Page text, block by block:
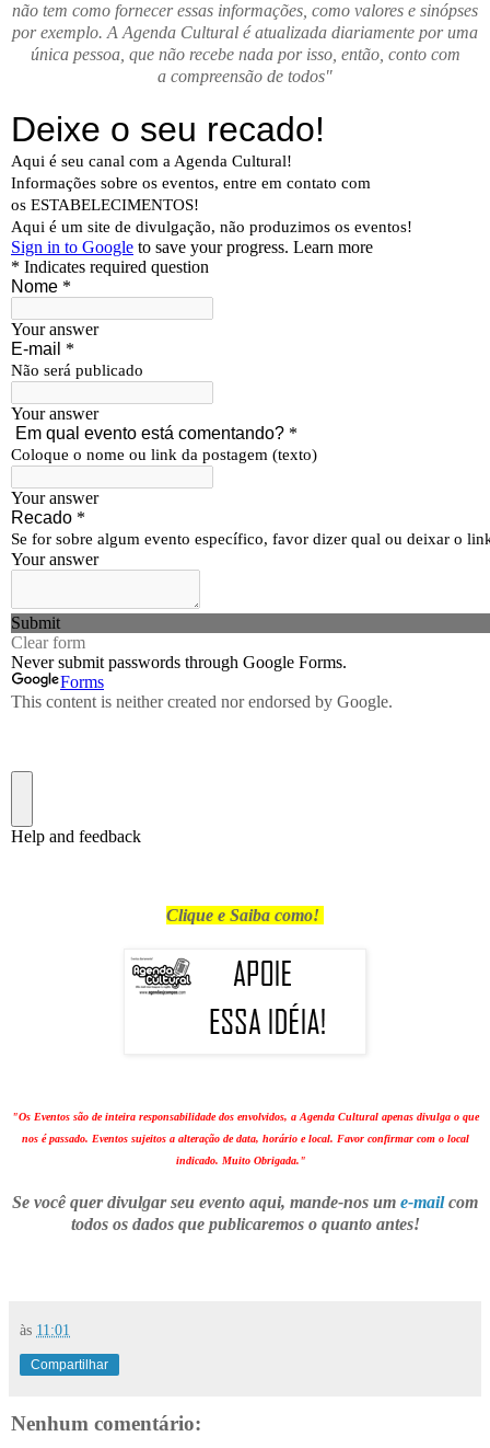
não tem como fornecer essas informações, como valores e sinópses
por exemplo. A Agenda Cultural é atualizada diariamente por uma
única pessoa, que não recebe nada por isso, então, conto com
a compreensão de todos"
Clique e Saiba como!
"Os Eventos são de inteira responsabilidade dos envolvidos, a Agenda Cultural apenas divulga o que
nos é passado. Eventos sujeitos a alteração de data, horário e local. Favor confirmar com o local
indicado. Muito Obrigada."
Se você quer divulgar seu evento aqui, mande-nos um e-mailcom
todos os dados que publicaremos o quanto antes!
às 11:01
Compartilhar
Nenhum comentário: